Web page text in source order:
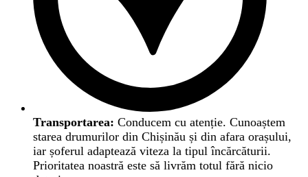
Transportarea: Conducem cu atenție. Cunoaștem
starea drumurilor din Chișinău și din afara orașului,
iar șoferul adaptează viteza la tipul încărcăturii.
Prioritatea noastră este să livrăm totul fără nicio